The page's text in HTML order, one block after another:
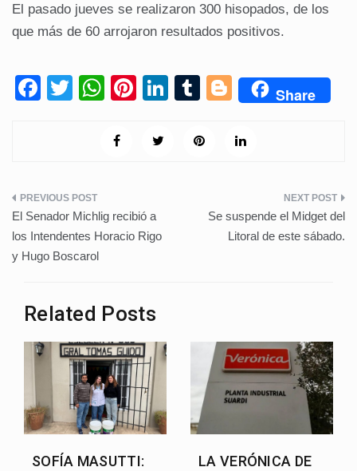
El pasado jueves se realizaron 300 hisopados, de los
que más de 60 arrojaron resultados positivos.
F
b
o
o
k
T
W
at
p
p
Pi
er
Li
T
m
Bl
g
Share
Navegación
de
entradas
El Senador Michlig recibió a
los Intendentes Horacio Rigo
y Hugo Boscarol
Se suspende el Midget del
Litoral de este sábado.
Related Posts
SOFÍA MASUTTI:
LA VERÓNICA DE